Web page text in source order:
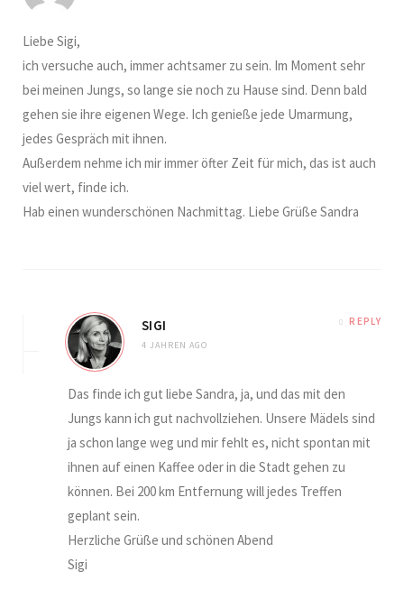
Liebe Sigi,
ich versuche auch, immer achtsamer zu sein. Im Moment sehr
bei meinen Jungs, so lange sie noch zu Hause sind. Denn bald
gehen sie ihre eigenen Wege. Ich genieße jede Umarmung,
jedes Gespräch mit ihnen.
Außerdem nehme ich mir immer öfter Zeit für mich, das ist auch
viel wert, finde ich.
Hab einen wunderschönen Nachmittag. Liebe Grüße Sandra
SIGI
4 JAHREN AGO
REPLY
Das finde ich gut liebe Sandra, ja, und das mit den
Jungs kann ich gut nachvollziehen. Unsere Mädels sind
ja schon lange weg und mir fehlt es, nicht spontan mit
ihnen auf einen Kaffee oder in die Stadt gehen zu
können. Bei 200 km Entfernung will jedes Treffen
geplant sein.
Herzliche Grüße und schönen Abend
Sigi